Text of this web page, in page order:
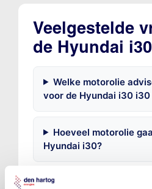
Veelgestelde
de Hyundai i30
Welke motorolie
voor de Hyundai i30 i30
Hoeveel motorolie
Hyundai i30?
Hoe vaak moet de